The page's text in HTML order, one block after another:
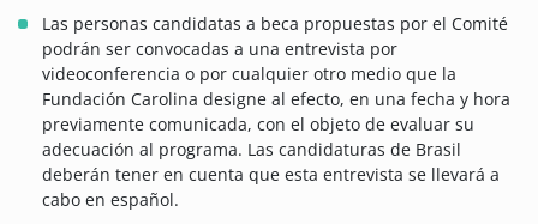
Las personas candidatas a beca propuestas por el Comité
podrán ser convocadas a una entrevista por
videoconferencia o por cualquier otro medio que la
Fundación Carolina designe al efecto, en una fecha y hora
previamente comunicada, con el objeto de evaluar su
adecuación al programa. Las candidaturas de Brasil
deberán tener en cuenta que esta entrevista se llevará a
cabo en español.